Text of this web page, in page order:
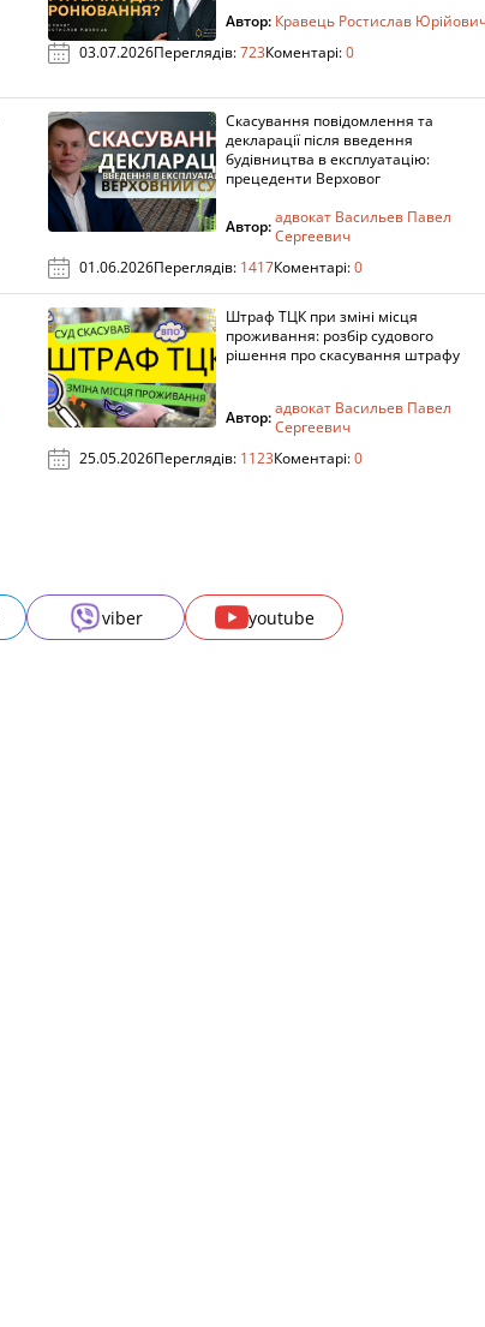
Автор: Кравець Ростислав
03.07.2026Переглядів:723Коментарі:0
Скасування повідомлення та
декларації після введення
будівництва в експлуатацію:
прецеденти Верховог
Автор:адвокат Васильев Павел
Сергеевич
01.06.2026Переглядів: 1417Коментарі:0
Штраф ТЦК при зміні місця
проживання: розбір судового
рішення про скасування штрафу
Автор:адвокат Васильев Павел
Сергеевич
25.05.2026Переглядів: 1123Коментарі:0
viber youtube